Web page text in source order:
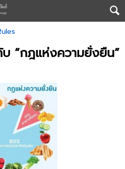
กับ “กฎแห่งความยั่งยืน”